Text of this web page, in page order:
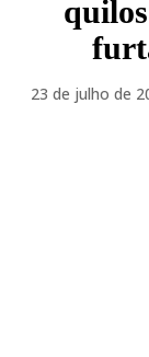
23 de julho de